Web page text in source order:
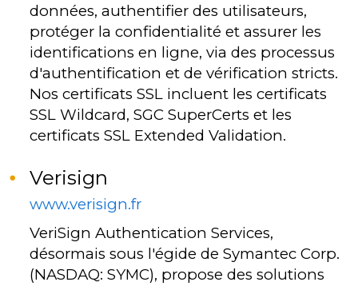
données, authentifier des utilisateurs,
protéger la confidentialité et assurer les
identifications en ligne, via des processus
d'authentification et de vérification stricts.
Nos certificats SSL incluent les certificats
SSL Wildcard, SGC SuperCerts et les
certificats SSL Extended Validation.
Verisign
www.verisign.fr
VeriSign Authentication Services,
désormais sous l'égide de Symantec Corp.
(NASDAQ: SYMC), propose des solutions